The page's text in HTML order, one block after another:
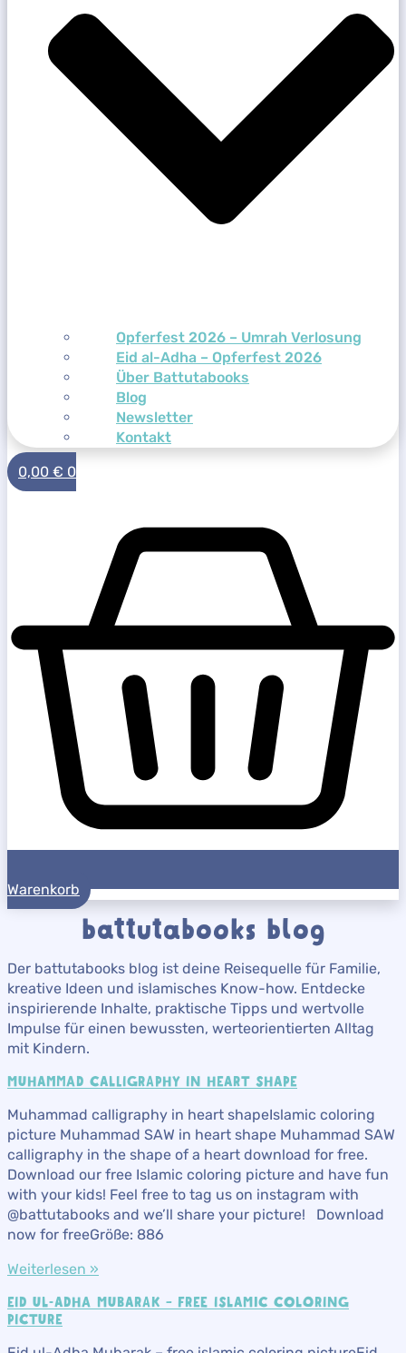
Opferfest 2026 – Umrah Verlosung
Eid al-Adha – Opferfest 2026
Über Battutabooks
Blog
Newsletter
Kontakt
0,00 € 0
Warenkorb
battutabooks blog
Der battutabooks blog ist deine Reisequelle für Familie,
kreative Ideen und islamisches Know-how. Entdecke
inspirierende Inhalte, praktische Tipps und wertvolle
Impulse für einen bewussten, werteorientierten Alltag
mit Kindern.
MUHAMMAD CALLIGRAPHY IN HEART SHAPE
Muhammad calligraphy in heart shapeIslamic coloring
picture Muhammad SAW in heart shape Muhammad SAW
calligraphy in the shape of a heart download for free.
Download our free Islamic coloring picture and have fun
with your kids! Feel free to tag us on instagram with
@battutabooks and we’ll share your picture! Download
now for freeGröße: 886
Weiterlesen »
EID UL-ADHA MUBARAK – FREE ISLAMIC COLORING
PICTURE